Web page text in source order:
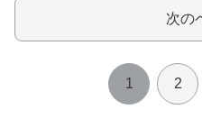
次の
1 2